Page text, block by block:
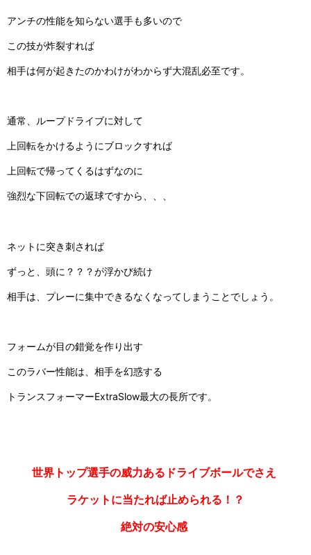
アンチの性能を知らない選手も多いので
この技が炸裂すれば
相手は何が起きたのかわけがわからず大混乱必至です。
通常、ループドライブに対して
上回転をかけるようにブロックすれば
上回転で帰ってくるはずなのに
強烈な下回転での返球ですから、、、
ネットに突き刺されば
ずっと、頭に？？？が浮かび続け
相手は、プレーに集中できるなくなってしまうことでしょう。
フォームが目の錯覚を作り出す
このラバー性能は、相手を幻惑する
トランスフォーマーExtraSlow最大の長所です。
世界トップ選手の威力あるドライブボールでさえ
ラケットに当たれば止められる！？
絶対の安心感